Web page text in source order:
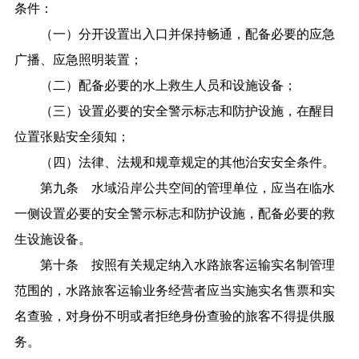
条件：
（一）分开设置出入口并保持畅通，配备必要的应急
广播、应急照明装置；
（二）配备必要的水上救生人员和设施设备；
（三）设置必要的安全警示标志和防护设施，在醒目
位置张贴安全须知；
（四）法律、法规和规章规定的其他治安安全条件。
第九条 水域沿岸公共空间的管理单位，应当在临水
一侧设置必要的安全警示标志和防护设施，配备必要的救
生设施设备。
第十条 按照有关规定纳入水路旅客运输实名制管理
范围的，水路旅客运输业务经营者应当实施实名售票和实
名查验，对身份不明或者拒绝身份查验的旅客不得提供服
务。